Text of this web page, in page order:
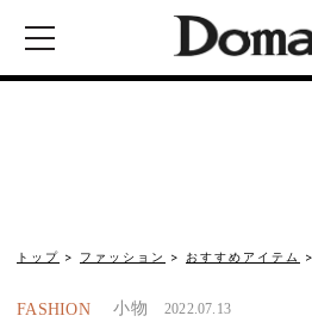
トップ ファッション おすすめアイテム
FASHION 小物 2022.07.13